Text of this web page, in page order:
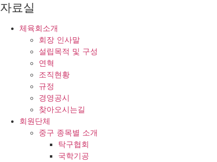
자료실
체육회소개
회장 인사말
설립목적 및 구성
연혁
조직현황
규정
경영공시
찾아오시는길
회원단체
중구 종목별 소개
탁구협회
국학기공